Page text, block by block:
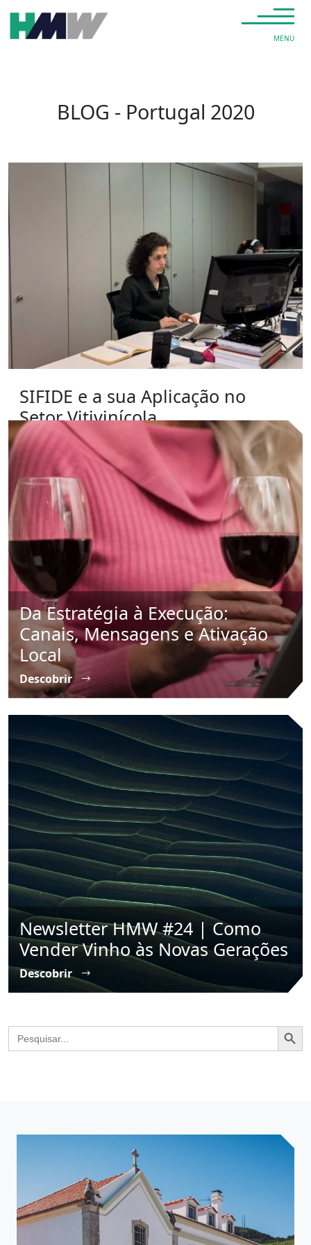
Navegação principal MENU
BLOG - Portugal 2020
SIFIDE e a sua Aplicação no
Setor Vitivinícola
Descobrir
Da Estratégia à Execução:
Canais, Mensagens e Ativação
Local
Descobrir
Newsletter HMW #24 | Como
Vender Vinho às Novas Gerações
Descobrir
Search
for:
Search